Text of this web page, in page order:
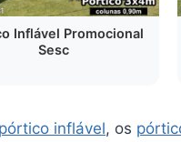
Inflável Promocional
Sesc
pórtico inflável, os